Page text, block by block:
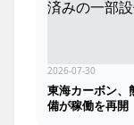
2026-07-30
東海カーボン、
備が稼働を再開